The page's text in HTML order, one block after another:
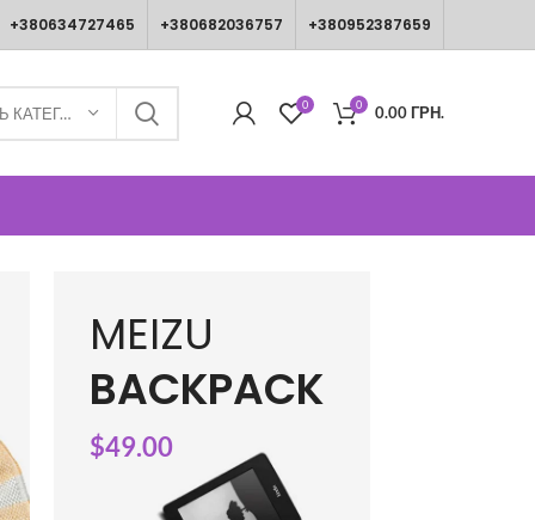
+380634727465 +380682036757 +380952387659
ВИБЕРІТЬ КАТЕГОРІЮ 0 0 0.00ГРН.
MEIZU
BACKPACK
$49.00